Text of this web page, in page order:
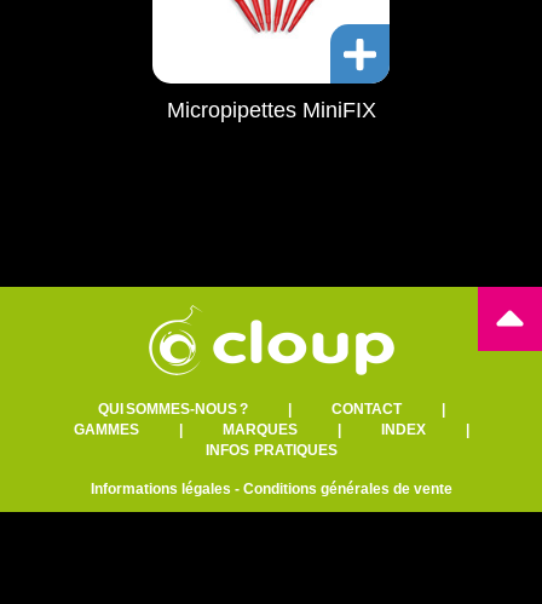
Micropipettes MiniFIX
QUI SOMMES-NOUS ?| CONTACT|
GAMMES| MARQUES| INDEX|
INFOS PRATIQUES
Informations légales - Conditions générales de vente